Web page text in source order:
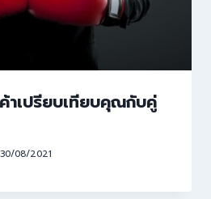
าเปรียบเทียบคุณกับคู่
30/08/2021